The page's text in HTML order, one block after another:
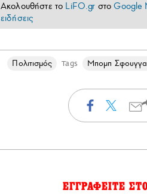
Ακολουθήστε το LiFO.gr στοGoogle
ειδήσεις
Πολιτισμός Tags Μπομπ
ΕΓΓΡΑΦΕΙΤΕ